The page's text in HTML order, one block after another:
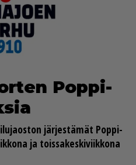
Pop­pi-
jär­jes­tä­mät Pop­pi-
ja tois­sa­kes­ki­viik­ko­na